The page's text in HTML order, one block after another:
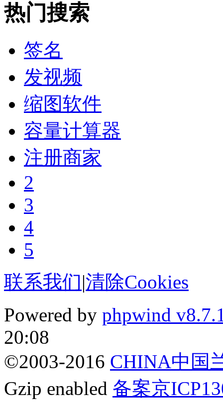
热门搜索
签名
发视频
缩图软件
容量计算器
注册商家
2
3
4
5
联系我们|清除Cookies
Powered by phpwind
20:08
©2003-2016 CHINA中国
Gzip enabled 备案京